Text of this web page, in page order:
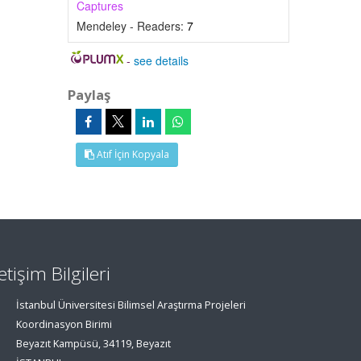
Captures
Mendeley - Readers: 7
-see details
Paylaş
Atıf İçin Kopyala
Bilgileri
İstanbul Üniversitesi Bilimsel Araştırma Projeleri
Koordinasyon Birimi
Beyazıt Kampüsü, 34119, Beyazıt